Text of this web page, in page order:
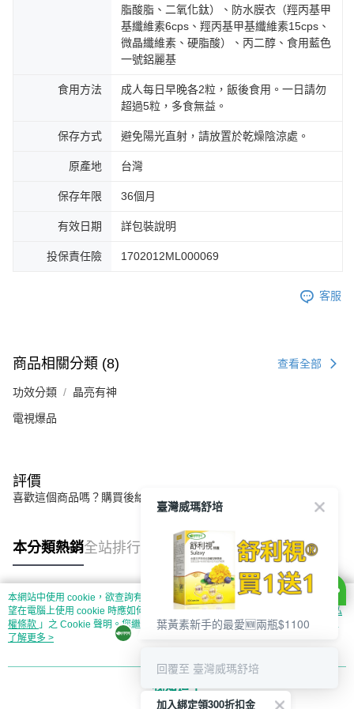
脂酸脂、二氧化鈦）、防水膜衣（羥丙基甲
基纖維素6cps、羥丙基甲基纖維素15cps、
微晶纖維素、硬脂酸）、丙二醇、食用藍色
一號鋁麗基
食用方法
成人每日早晚各2粒，飯後食用。一日請勿
超過5粒，多食無益。
保存方式 避免陽光直射，請放置於乾燥陰涼處。
原產地 台灣
保存年限 36個月
有效日期 詳包裝說明
投保責任險 1702012ML000069
客服
商品相關分類 (8) 查看全部
功效分類 晶亮有神
電視爆品
評價
喜歡這個商品嗎？購買後給他一個好評吧
本分類熱銷全站排行
熱門標籤
本網站中使用 cookie，欲查詢有關本網站使用 cookie 方式之詳情，及若您不希
望在電腦上使用 cookie 時應如何變更電腦的 cookie 設定，請參閱本網站「
隱私
權條款 」之 Cookie 聲明。您繼續使用本網站即表示您同意本公司得按本網站使
用條款之 Cookie 聲明使用 cookie。
了解更多 >
我知道了
臺灣威瑪舒培
葉黃素新手的最愛🆕兩瓶$1100
回覆至 臺灣威瑪舒培
加入綁定領300折扣金